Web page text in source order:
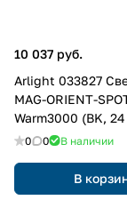
10 037 руб.
Arlight 033827
MAG-ORIENT-
Warm3000 (BK,
DALI) (Arlight,
0 0 В наличии
В